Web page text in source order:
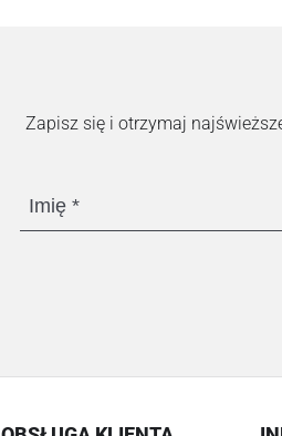
Zapisz się i otrzymaj
Imię